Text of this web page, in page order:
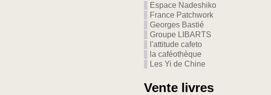
Espace Nadeshiko
France Patchwork
Georges Bastié
Groupe LIBARTS
l'attitude cafeto
la caféothèque
Les Yi de Chine
Vente livres